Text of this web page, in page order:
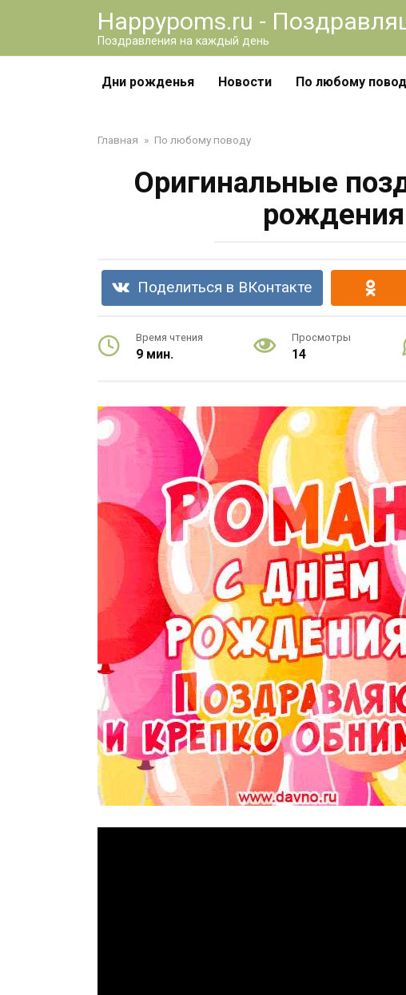
Happypoms.ru -
Поздравления на каждый день
Дни рожденья Новости По любому
Главная » По любому поводу
Оригинальные
Поделиться в ВКонтакте
Время чтения
9 мин.
Просмотры
14